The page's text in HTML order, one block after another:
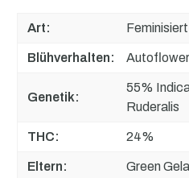
Art: Feminisiert
Blühverhalten:
Genetik:
55%
Ruderalis
THC: 24%
Eltern: Green